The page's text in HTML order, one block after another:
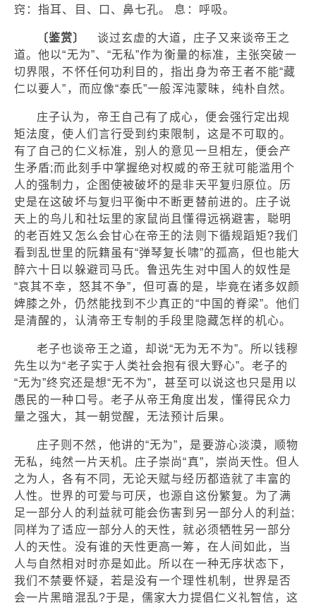
窍：指耳、目、口、鼻七孔。 息：呼吸。
〔鉴赏〕
谈过玄虚的大道，庄子又来谈帝王之
道。他以“无为”、“无私”作为衡量的标准，主张突破一
切界限，不怀任何功利目的，指出身为帝王者不能“藏
仁以要人”，而应像“泰氏”一般浑沌蒙昧，纯朴自然。
庄子认为，帝王自己有了成心，便会强行定出规
矩法度，使人们言行受到约束限制，这是不可取的。
有了自己的仁义标准，别人的意见一旦相左，便会产
生矛盾;而此刻手中掌握绝对权威的帝王就可能滥用个
人的强制力，企图使被破坏的是非天平复归原位。历
史是在这破坏与复归平衡中不断更替前进的。庄子说
天上的鸟儿和社坛里的家鼠尚且懂得远祸避害，聪明
的老百姓又怎么会甘心在帝王的法则下循规蹈矩?我们
看到乱世里的阮籍虽有“弹琴复长啸”的孤高，但也能大
醉六十日以躲避司马氏。鲁迅先生对中国人的奴性是
“哀其不幸，怒其不争”，但可喜的是，毕竟在诸多奴颜
婢膝之外，仍然能找到不少真正的“中国的脊梁”。他们
是清醒的，认清帝王专制的手段里隐藏怎样的机心。
老子也谈帝王之道，却说“无为无不为”。所以钱穆
先生以为“老子实于人类社会抱有很大野心”。老子的
“无为”终究还是想“无不为”，甚至可以说这也只是用以
愚民的一种口号。老子从帝王角度出发，懂得民众力
量之强大，其一朝觉醒，无法预计后果。
庄子则不然，他讲的“无为”，是要游心淡漠，顺物
无私，纯然一片天机。庄子崇尚“真”，崇尚天性。但人
之为人，各有不同，无论天赋与经历都造就了丰富的
人性。世界的可爱与可厌，也源自这份繁复。为了满
足一部分人的利益就可能会伤害到另一部分人的利益;
同样为了适应一部分人的天性，就必须牺牲另一部分
人的天性。没有谁的天性更高一筹，在人间如此，当
人与自然相对时亦是如此。所以在一种无序状态下，
我们不禁要怀疑，若是没有一个理性机制，世界是否
会一片黑暗混乱?于是，儒家大力提倡仁义礼智信，这